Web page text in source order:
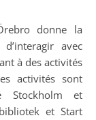
avec
à des activités
activités sont
Stockholm et
et Start